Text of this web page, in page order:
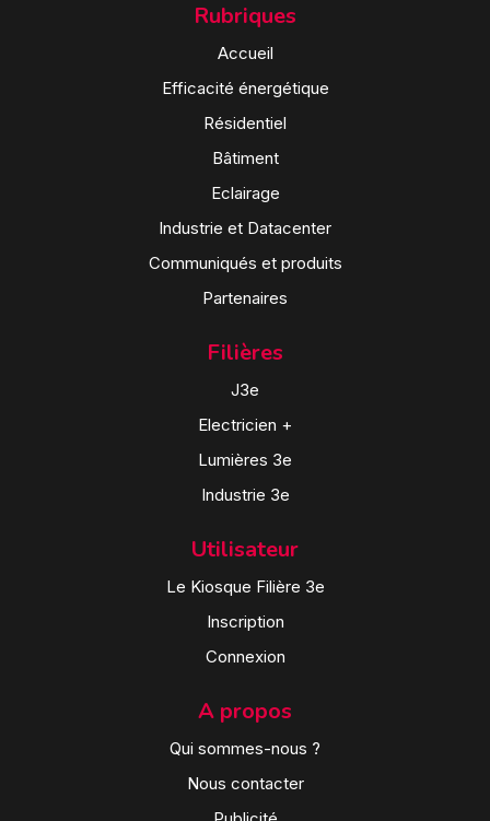
Rubriques
Accueil
Efficacité énergétique
Résidentiel
Bâtiment
Eclairage
Industrie et Datacenter
Communiqués et produits
Partenaires
Filières
J3e
Electricien +
Lumières 3e
Industrie 3e
Utilisateur
Le Kiosque Filière 3e
Inscription
Connexion
A propos
Qui sommes-nous ?
Nous contacter